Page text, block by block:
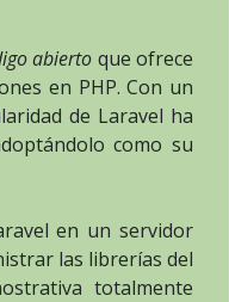
abierto que ofrece
en PHP. Con un
de Laravel ha
como su
en un servidor
las librerías del
totalmente